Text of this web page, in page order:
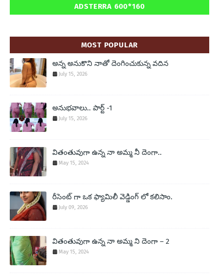
ADSTERRA 600*160
MOST POPULAR
అన్న అనుకొని నాతో దెంగించుకున్న వదిన
July 15, 2026
అనుభవాలు.. పార్ట్ -1
July 15, 2026
వితంతువుగా ఉన్న నా అమ్మ నీ దెంగా..
May 15, 2024
రీసెంట్ గా ఒక ఫ్యామిలీ వెడ్డింగ్ లో కలిసాం.
July 09, 2026
వితంతువుగా ఉన్న నా అమ్మ ని దెంగా – 2
May 15, 2024